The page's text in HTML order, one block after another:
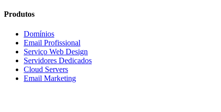
Produtos
Domínios
Email Profissional
Serviço Web Design
Servidores Dedicados
Cloud Servers
Email Marketing